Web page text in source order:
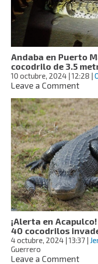
y
caos
Andaba en Puerto
cocodrilo de 3.5
10 octubre, 2024 | 12:28 |
Leave a Commenton
en
de
3.5
9
en
¡Alerta en
40 cocodrilos
4 octubre, 2024 | 13:37 |
Guerrero
Leave a Commenton